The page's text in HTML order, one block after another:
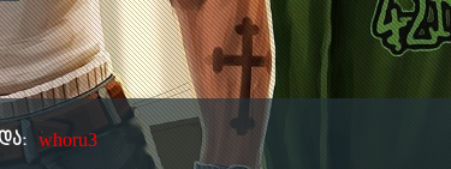
whoru3